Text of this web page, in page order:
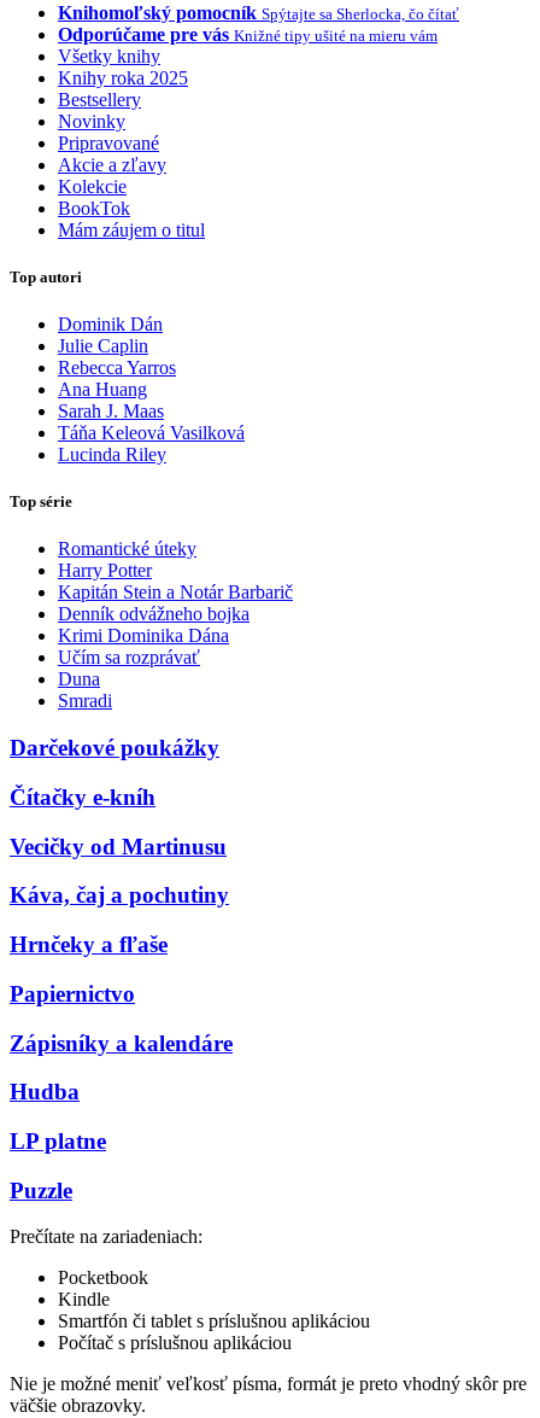
Knihomoľský pomocník Spýtajte sa Sherlocka, čo čítať
Odporúčame pre vás Knižné tipy ušité na mieru vám
Všetky knihy
Knihy roka 2025
Bestsellery
Novinky
Pripravované
Akcie a zľavy
Kolekcie
BookTok
Mám záujem o titul
Top autori
Dominik Dán
Julie Caplin
Rebecca Yarros
Ana Huang
Sarah J. Maas
Táňa Keleová Vasilková
Lucinda Riley
Top série
Romantické úteky
Harry Potter
Kapitán Stein a Notár Barbarič
Denník odvážneho bojka
Krimi Dominika Dána
Učím sa rozprávať
Duna
Smradi
Darčekové poukážky
Čítačky e-kníh
Vecičky od Martinusu
Káva, čaj a pochutiny
Hrnčeky a fľaše
Papiernictvo
Zápisníky a kalendáre
Hudba
LP platne
Puzzle
Prečítate na zariadeniach:
Pocketbook
Kindle
Smartfón či tablet s príslušnou aplikáciou
Počítač s príslušnou aplikáciou
Nie je možné meniť veľkosť písma, formát je preto vhodný skôr pre
väčšie obrazovky.